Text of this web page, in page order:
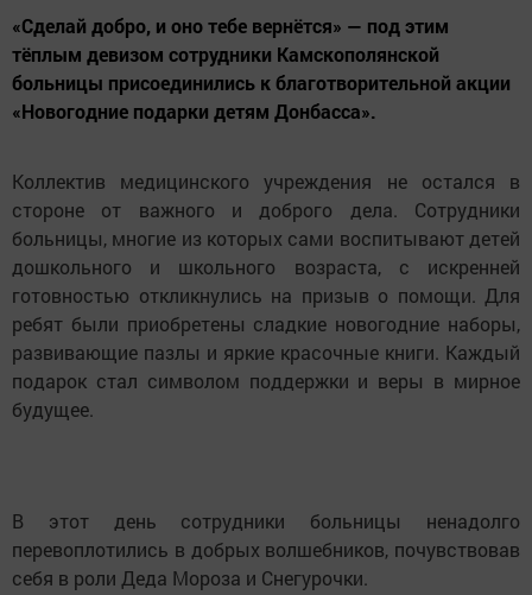
«Сделай добро, и оно тебе вернётся» — под этим
тёплым девизом сотрудники Камскополянской
больницы присоединились к благотворительной акции
«Новогодние подарки детям Донбасса».
Коллектив медицинского учреждения не остался в
стороне от важного и доброго дела. Сотрудники
больницы, многие из которых сами воспитывают детей
дошкольного и школьного возраста, с искренней
готовностью откликнулись на призыв о помощи. Для
ребят были приобретены сладкие новогодние наборы,
развивающие пазлы и яркие красочные книги. Каждый
подарок стал символом поддержки и веры в мирное
будущее.
В этот день сотрудники больницы ненадолго
перевоплотились в добрых волшебников, почувствовав
себя в роли Деда Мороза и Снегурочки.